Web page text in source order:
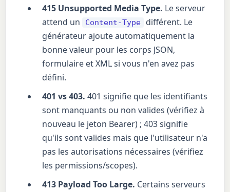
415 Unsupported Media Type. Le serveur
attend un
Content-Type
différent. Le
générateur ajoute automatiquement la
bonne valeur pour les corps JSON,
formulaire et XML si vous n'en avez pas
défini.
401 vs 403. 401 signifie que les identifiants
sont manquants ou non valides (vérifiez à
nouveau le jeton Bearer) ; 403 signifie
qu'ils sont valides mais que l'utilisateur n'a
pas les autorisations nécessaires (vérifiez
les permissions/scopes).
413 Payload Too Large. Certains serveurs